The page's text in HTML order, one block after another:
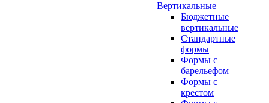
Вертикальные
Бюджетные
вертикальные
Стандартные
формы
Формы с
барельефом
Формы с
крестом